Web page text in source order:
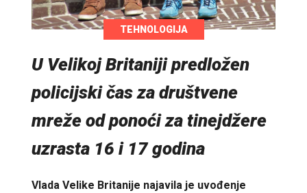
TEHNOLOGIJA
U Velikoj Britaniji predložen
policijski čas za društvene
mreže od ponoći za tinejdžere
uzrasta 16 i 17 godina
Vlada Velike Britanije najavila je uvođenje